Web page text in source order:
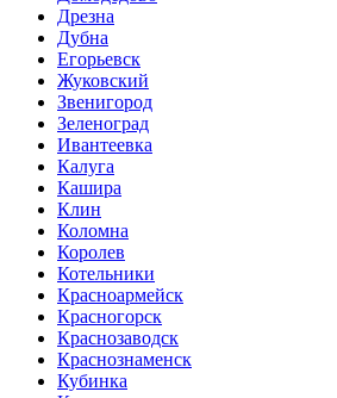
Дрезна
Дубна
Егорьевск
Жуковский
Звенигород
Зеленоград
Ивантеевка
Калуга
Кашира
Клин
Коломна
Королев
Котельники
Красноармейск
Красногорск
Краснозаводск
Краснознаменск
Кубинка